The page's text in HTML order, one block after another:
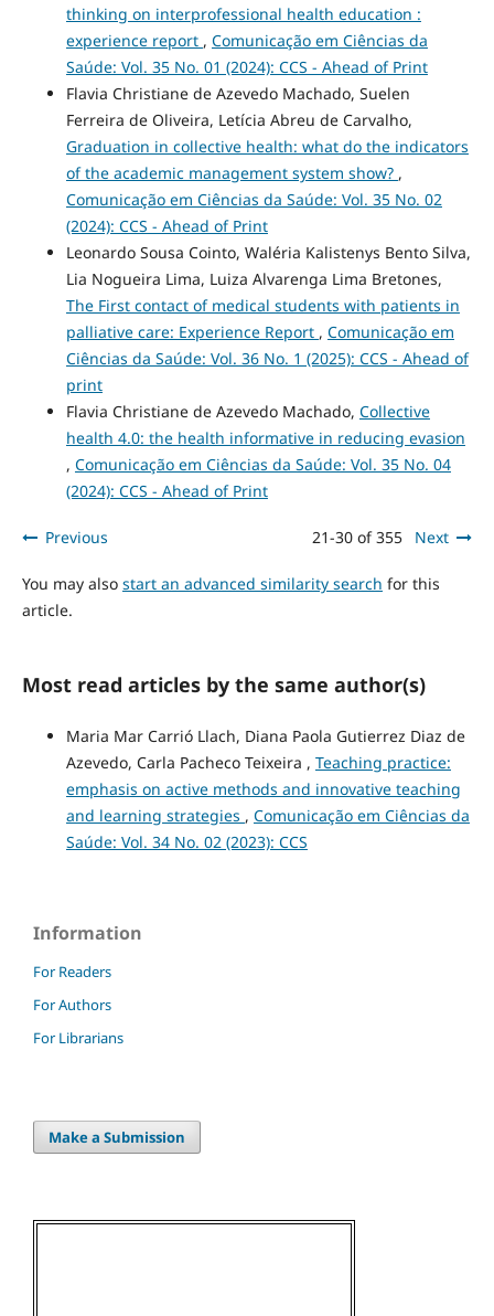
thinking on interprofessional health education :
experience report , Comunicação em Ciências da
Saúde: Vol. 35 No. 01 (2024): CCS - Ahead of Print
Flavia Christiane de Azevedo Machado, Suelen
Ferreira de Oliveira, Letícia Abreu de Carvalho,
Graduation in collective health: what do the indicators
of the academic management system show? ,
Comunicação em Ciências da Saúde: Vol. 35 No. 02
(2024): CCS - Ahead of Print
Leonardo Sousa Cointo, Waléria Kalistenys Bento Silva,
Lia Nogueira Lima, Luiza Alvarenga Lima Bretones,
The First contact of medical students with patients in
palliative care: Experience Report , Comunicação em
Ciências da Saúde: Vol. 36 No. 1 (2025): CCS - Ahead of
print
Flavia Christiane de Azevedo Machado, Collective
health 4.0: the health informative in reducing evasion
, Comunicação em Ciências da Saúde: Vol. 35 No. 04
(2024): CCS - Ahead of Print
Previous 21-30 of 355 Next
You may also start an advanced similarity search for this
article.
Most read articles by the same author(s)
Maria Mar Carrió Llach, Diana Paola Gutierrez Diaz de
Azevedo, Carla Pacheco Teixeira , Teaching practice:
emphasis on active methods and innovative teaching
and learning strategies , Comunicação em Ciências da
Saúde: Vol. 34 No. 02 (2023): CCS
Information
For Readers
For Authors
For Librarians
Make a Submission